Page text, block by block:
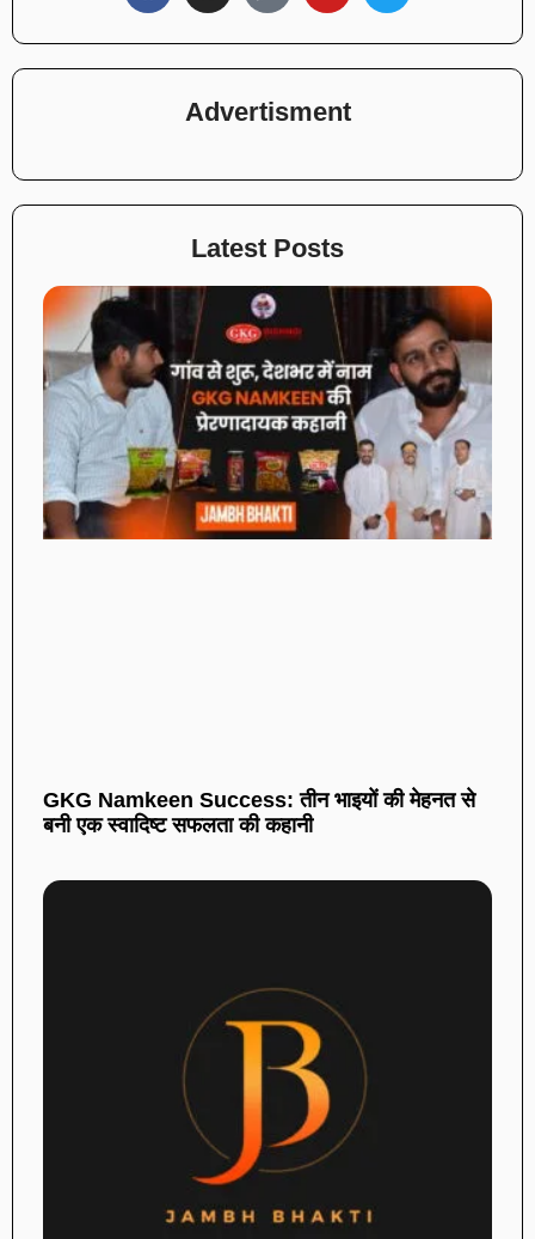
Advertisment
Latest Posts
GKG Namkeen Success: तीन भाइयों की मेहनत से
बनी एक स्वादिष्ट सफलता की कहानी